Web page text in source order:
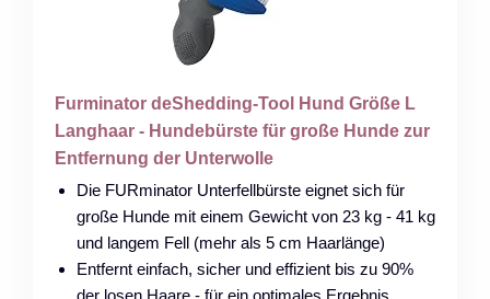
Furminator deShedding-Tool Hund Größe L
Langhaar - Hundebürste für große Hunde zur
Entfernung der Unterwolle
Die FURminator Unterfellbürste eignet sich für
große Hunde mit einem Gewicht von 23 kg - 41 kg
und langem Fell (mehr als 5 cm Haarlänge)
Entfernt einfach, sicher und effizient bis zu 90%
der losen Haare - für ein optimales Ergebnis